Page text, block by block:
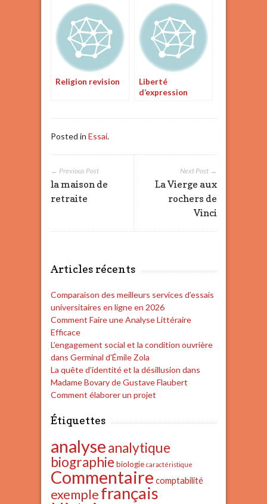
Religion revision
Liberté
d’expression
Posted in Essai.
Next Post →
La Vierge aux
rochers de
Vinci
← Previous Post
la maison de
retraite
Articles récents
Comparaison des meilleurs services d’essais
universitaires en ligne en 2026
Comment Faire une Analyse Littéraire
Efficace
L’engagement social et la condition ouvrière
dans Germinal d’Émile Zola
La quête d’identité et la désillusion dans
Madame Bovary de Gustave Flaubert
Comment élaborer un projet
Étiquettes
analyseanalytique
biographie biologie caractéristique
Commentaire comptabilité
exemplefrançais